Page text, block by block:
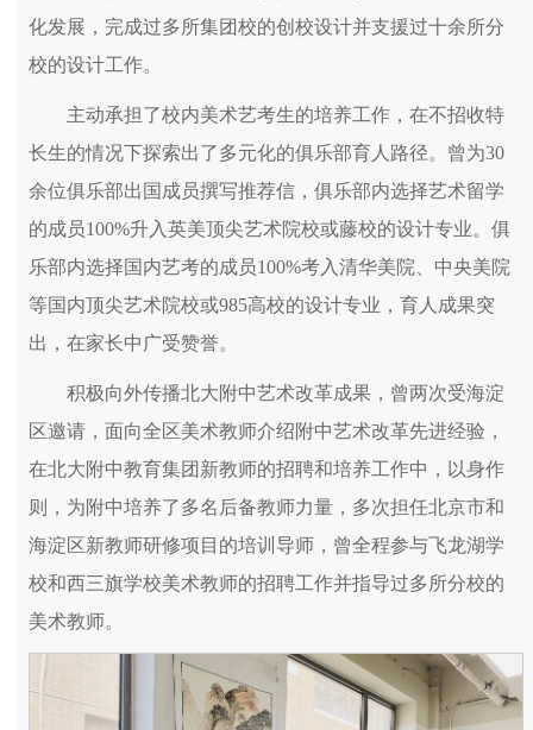
化发展，完成过多所集团校的创校设计并支援过十余所分
校的设计工作。
主动承担了校内美术艺考生的培养工作，在不招收特
长生的情况下探索出了多元化的俱乐部育人路径。曾为30
余位俱乐部出国成员撰写推荐信，俱乐部内选择艺术留学
的成员100%升入英美顶尖艺术院校或藤校的设计专业。俱
乐部内选择国内艺考的成员100%考入清华美院、中央美院
等国内顶尖艺术院校或985高校的设计专业，育人成果突
出，在家长中广受赞誉。
积极向外传播北大附中艺术改革成果，曾两次受海淀
区邀请，面向全区美术教师介绍附中艺术改革先进经验，
在北大附中教育集团新教师的招聘和培养工作中，以身作
则，为附中培养了多名后备教师力量，多次担任北京市和
海淀区新教师研修项目的培训导师，曾全程参与飞龙湖学
校和西三旗学校美术教师的招聘工作并指导过多所分校的
美术教师。